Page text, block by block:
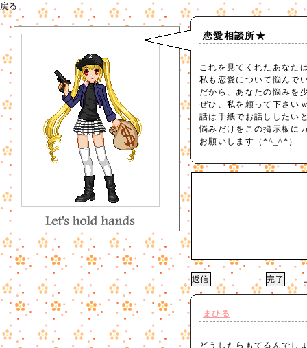
戻る
恋愛相談所★
これを見てくれたあなた
私も恋愛について悩んで
だから、あなたの悩みを
ぜひ、私を頼って下さい
話は手紙でお話ししたい
悩みだけをこの掲示板に
お願いします（*^_^*）
まひる
どうしたらもてるんで